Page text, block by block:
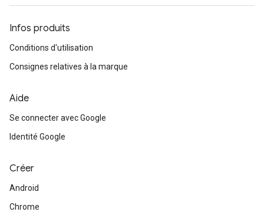
Infos produits
Conditions d'utilisation
Consignes relatives à la marque
Aide
Se connecter avec Google
Identité Google
Créer
Android
Chrome